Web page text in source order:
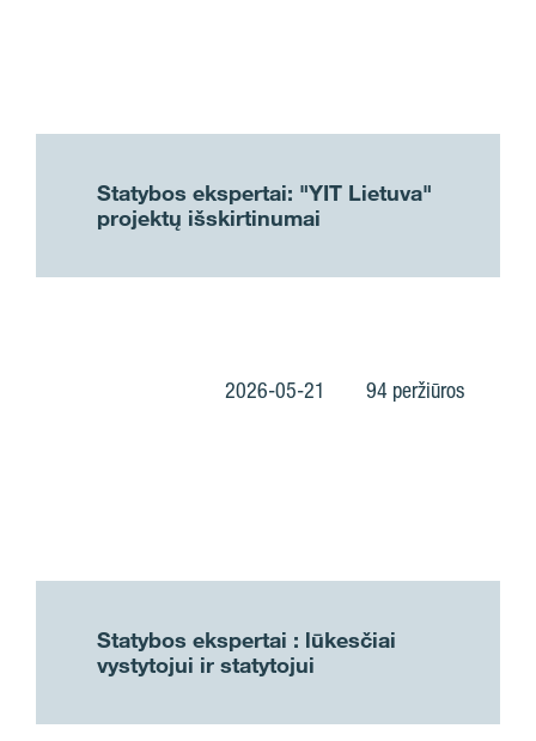
Statybos ekspertai: "YIT Lietuva"
projektų išskirtinumai
2026-05-21 94 peržiūros
Statybos ekspertai : lūkesčiai
vystytojui ir statytojui